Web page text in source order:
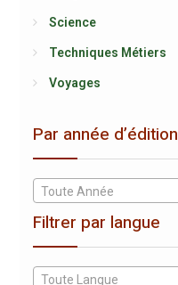
Science
Techniques Métiers
Voyages
Par année d’édition
Toute Année
Filtrer par langue
Toute Langue